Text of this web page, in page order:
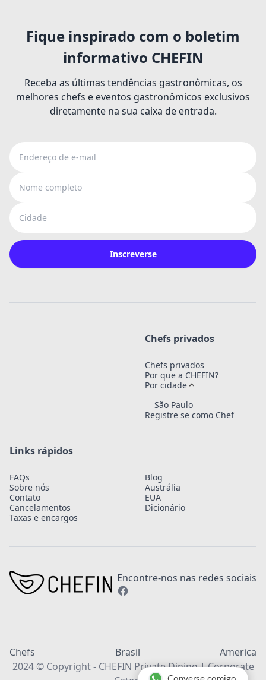
Fique inspirado com o boletim
informativo CHEFIN
Receba as últimas tendências gastronômicas, os
melhores chefs e eventos gastronômicos exclusivos
diretamente na sua caixa de entrada.
Inscreverse
Chefs privados
Chefs privados
Por que a CHEFIN?
Por cidade
São Paulo
Registre se como Chef
Links rápidos
FAQs
Sobre nós
Contato
Cancelamentos
Taxas e encargos
Blog
Austrália
EUA
Dicionário
Encontre-nos nas redes sociais
Chefs Brasil
America
2024 © Copyright - CHEFIN Private Dining | Corporate